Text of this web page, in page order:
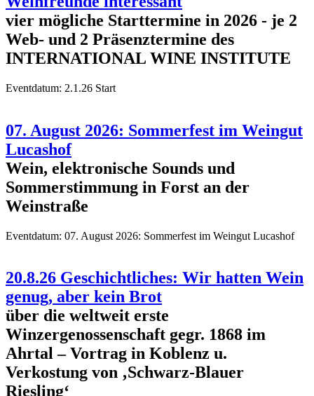
vier mögliche Starttermine in 2026 - je 2
Web- und 2 Präsenztermine des
INTERNATIONAL WINE INSTITUTE
Eventdatum: 2.1.26 Start
07. August 2026: Sommerfest im Weingut
Lucashof
Wein, elektronische Sounds und
Sommerstimmung in Forst an der
Weinstraße
Eventdatum: 07. August 2026: Sommerfest im Weingut Lucashof
20.8.26 Geschichtliches: Wir hatten Wein
genug, aber kein Brot
über die weltweit erste
Winzergenossenschaft gegr. 1868 im
Ahrtal – Vortrag in Koblenz u.
Verkostung von ‚Schwarz-Blauer
Riesling‘